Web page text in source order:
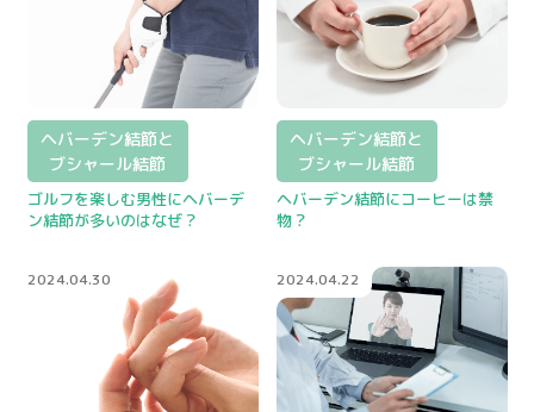
ヘバーデン結節と
ブシャール結節
ゴルフを楽しむ男性にヘバーデ
ン結節が多いのはなぜ？
ヘバーデン結節と
ブシャール結節
ヘバーデン結節にコーヒーは禁
物？
2024.04.30 2024.04.22